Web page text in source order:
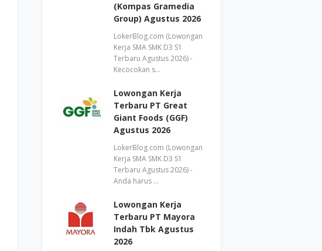
(Kompas Gramedia
Group) Agustus 2026
LokerBlog.com (Lowongan
Kerja SMA SMK D3 S1
Terbaru Agustus 2026) -
Kecocokan s…
Lowongan Kerja
Terbaru PT Great
Giant Foods (GGF)
Agustus 2026
LokerBlog.com (Lowongan
Kerja SMA SMK D3 S1
Terbaru Agustus 2026) -
Anda harus …
Lowongan Kerja
Terbaru PT Mayora
Indah Tbk Agustus
2026